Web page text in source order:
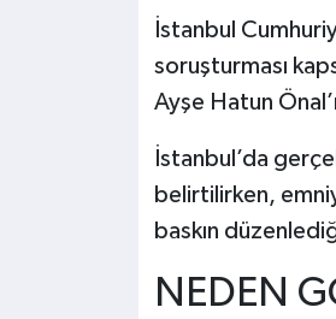
İstanbul
soruşturması
Ayşe Hatun
İstanbul’da
belirtilirken,
baskın
NEDEN